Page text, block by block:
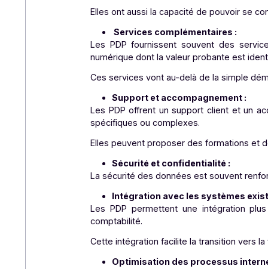
Expertise réglementaire :
Les PDP assurent une
régulièrement aux changements
Interopérabilité élargie :
Elles ont aussi la capacité de
Services complémentaires :
Les PDP fournissent souvent des
numérique dont la valeur probante
Ces services vont au-delà de la
Les PDP offrent un support client
spécifiques ou complexes.
Elles peuvent proposer des
Sécurité et confidentialité :